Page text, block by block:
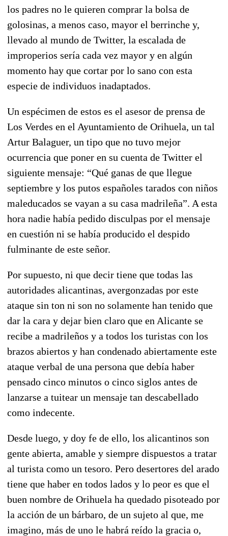
los padres no le quieren comprar la bolsa de
golosinas, a menos caso, mayor el berrinche y,
llevado al mundo de Twitter, la escalada de
improperios sería cada vez mayor y en algún
momento hay que cortar por lo sano con esta
especie de individuos inadaptados.
Un espécimen de estos es el asesor de prensa de
Los Verdes en el Ayuntamiento de Orihuela, un tal
Artur Balaguer, un tipo que no tuvo mejor
ocurrencia que poner en su cuenta de Twitter el
siguiente mensaje: “Qué ganas de que llegue
septiembre y los putos españoles tarados con niños
maleducados se vayan a su casa madrileña”. A esta
hora nadie había pedido disculpas por el mensaje
en cuestión ni se había producido el despido
fulminante de este señor.
Por supuesto, ni que decir tiene que todas las
autoridades alicantinas, avergonzadas por este
ataque sin ton ni son no solamente han tenido que
dar la cara y dejar bien claro que en Alicante se
recibe a madrileños y a todos los turistas con los
brazos abiertos y han condenado abiertamente este
ataque verbal de una persona que debía haber
pensado cinco minutos o cinco siglos antes de
lanzarse a tuitear un mensaje tan descabellado
como indecente.
Desde luego, y doy fe de ello, los alicantinos son
gente abierta, amable y siempre dispuestos a tratar
al turista como un tesoro. Pero desertores del arado
tiene que haber en todos lados y lo peor es que el
buen nombre de Orihuela ha quedado pisoteado por
la acción de un bárbaro, de un sujeto al que, me
imagino, más de uno le habrá reído la gracia o,